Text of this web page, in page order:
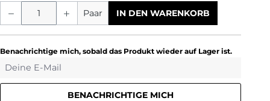
Produkt Anzahl: Gib den gewünschten
Paar IN DEN WARENKORB
Benachrichtige mich, sobald das Produkt wieder auf Lager ist.
Deine E-Mail
BENACHRICHTIGE MICH